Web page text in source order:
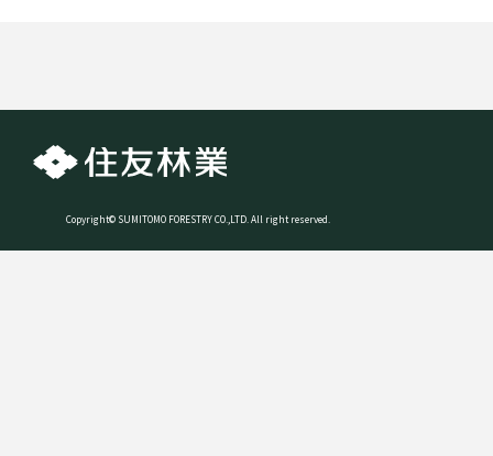
Copyright© SUMITOMO FORESTRY CO.,LTD. All right reserved.